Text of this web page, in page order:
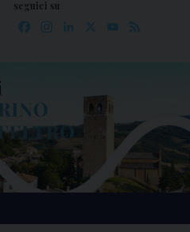
seguici su
Facebook
Instagram
LinkedIn YouTube